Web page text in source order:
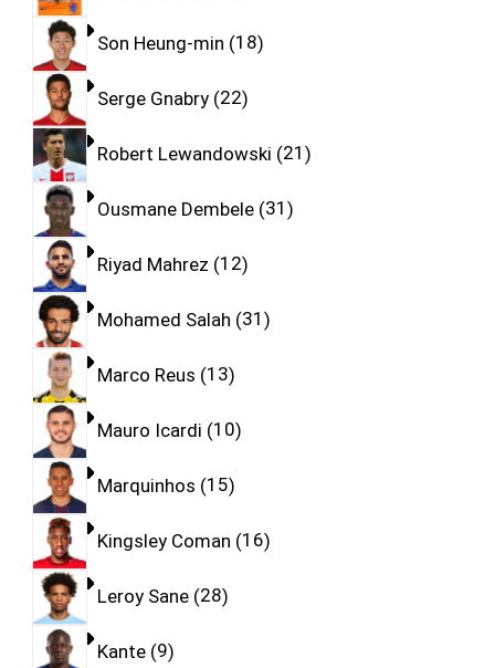
Son Heung-min 18
Serge Gnabry 22
Robert Lewandowski 21
Ousmane Dembele 31
Riyad Mahrez 12
Mohamed Salah 31
Marco Reus 13
Mauro Icardi 10
Marquinhos 15
Kingsley Coman 16
Leroy Sane 28
Kante 9